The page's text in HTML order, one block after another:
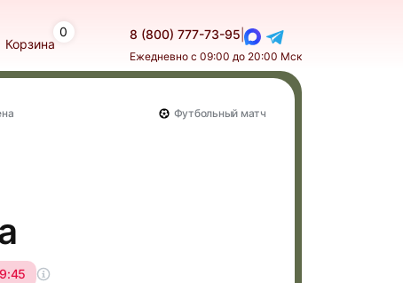
Корзина
0 8 (800) 777-73-95
Ежедневно с 09:00 до 20:00 Мск
Футбольный матч